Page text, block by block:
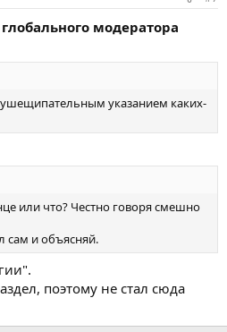
модератора
указанием каких-
или что? Честно говоря смешно
сам и объясняй.
поэтому не стал сюда